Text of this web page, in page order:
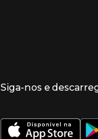
Siga-nos e